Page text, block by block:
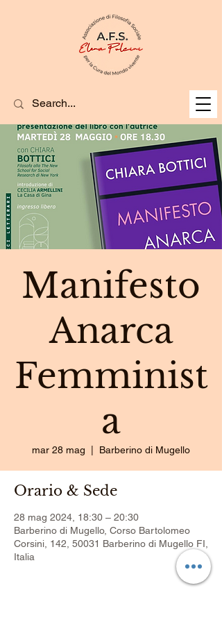
Manifesto
Anarca
Femminist
a
mar 28 mag Barberino di Mugello
Orario & Sede
28 mag 2024, 18:30 – 20:30
Barberino di Mugello, Corso Bartolomeo
Corsini, 142, 50031 Barberino di Mugello FI,
Italia